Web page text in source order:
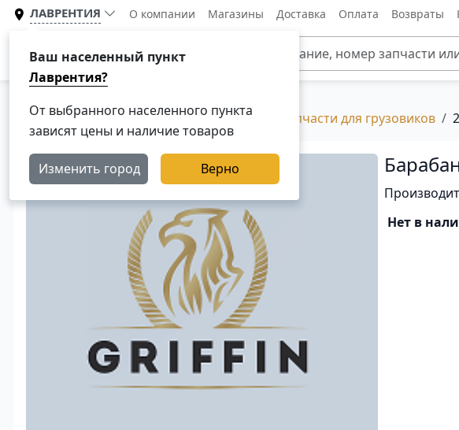
ЛАВРЕНТИЯ
Ваш населенный пункт
Лаврентия?
От выбранного населенного пункта
зависят цены и наличие товаров
Изменить город Верно
О компании Магазины Доставка Оплата Возвраты
Каталог
Главная Каталог Разборка Скания, Б/У запчасти для грузовиков
Нет в